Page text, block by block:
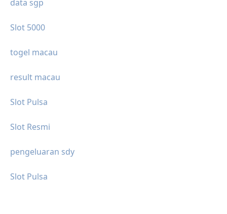
data sgp
Slot 5000
togel macau
result macau
Slot Pulsa
Slot Resmi
pengeluaran sdy
Slot Pulsa